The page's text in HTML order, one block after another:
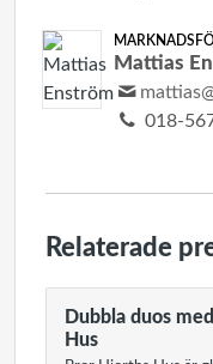
Mattias
018-
Relaterade
Dubbla duos
Hus